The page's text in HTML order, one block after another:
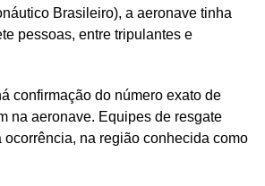
Brasileiro), a aeronave tinha
pessoas, entre tripulantes e
confirmação do número exato de
na aeronave. Equipes de resgate
ocorrência, na região conhecida como